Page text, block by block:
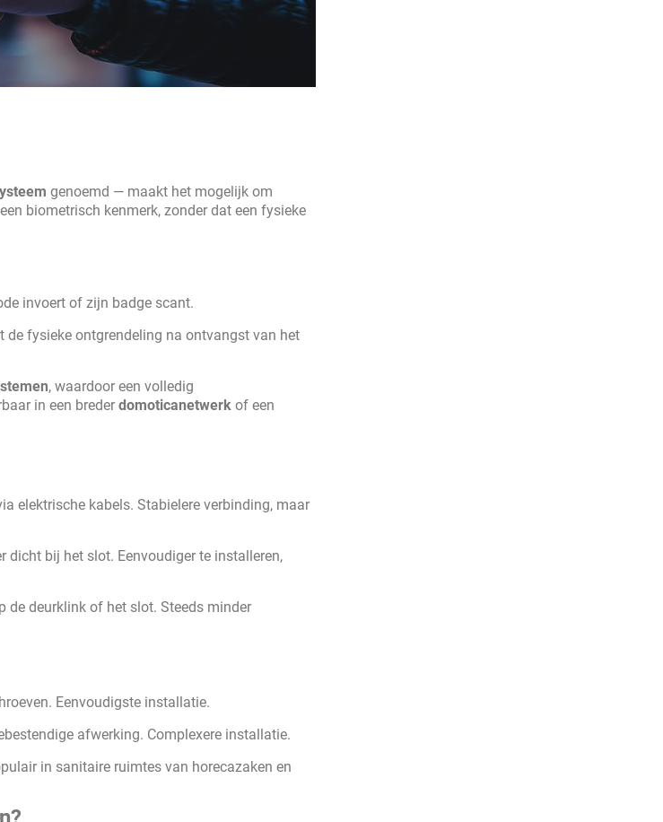
genoemd — maakt het mogelijk om
biometrisch kenmerk, zonder dat een fysieke
invoert of zijn badge scant.
de fysieke ontgrendeling na ontvangst van het
, waardoor een volledig
in een breder domoticanetwerk of een
elektrische kabels. Stabielere verbinding, maar
bij het slot. Eenvoudiger te installeren,
de deurklink of het slot. Steeds minder
Eenvoudigste installatie.
afwerking. Complexere installatie.
in sanitaire ruimtes van horecazaken en